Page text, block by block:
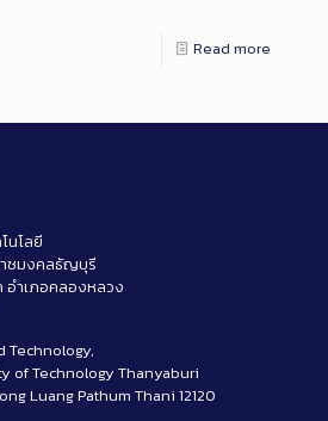
Read more
นโลยี
าชมงคลธัญบุรี
อำเภอคลองหลวง
Technology,
of Technology Thanyaburi
Luang Pathum Thani 12120